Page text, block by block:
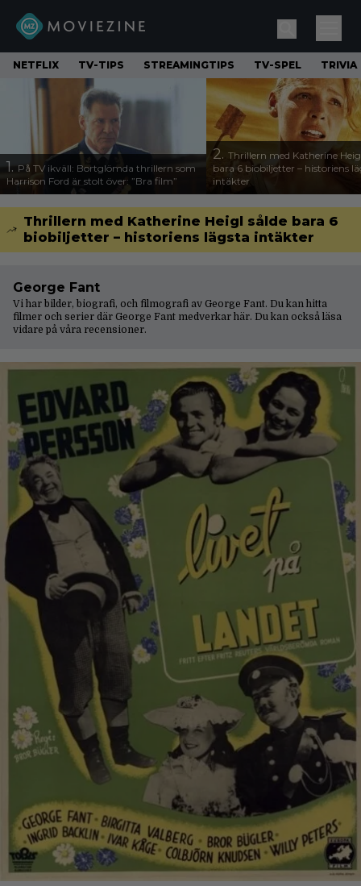
NETFLIX TV-TIPS STREAMINGTIPS TV-SPEL TRIVIA
1. På TV ikväll: Bortglömda thrillern som
Harrison Ford är stolt över: ”Bra film”
2. Thrillern med Katherine
bara 6 biobiljetter – historiens
intäkter
Thrillern med Katherine Heigl sålde bara 6
biobiljetter – historiens lägsta intäkter
George Fant
Vi har bilder, biografi, och filmografi av George Fant. Du kan hitta
filmer och serier där George Fant medverkar här. Du kan också läsa
vidare på våra recensioner.